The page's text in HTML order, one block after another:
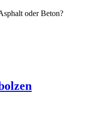
oder Beton?